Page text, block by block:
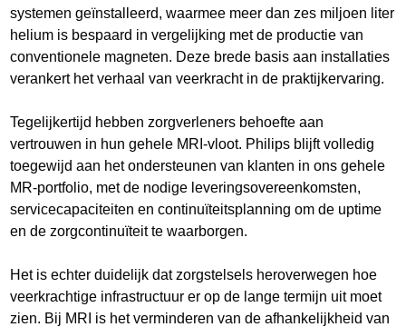
systemen geïnstalleerd, waarmee meer dan zes miljoen liter
helium is bespaard in vergelijking met de productie van
conventionele magneten. Deze brede basis aan installaties
verankert het verhaal van veerkracht in de praktijkervaring.
Tegelijkertijd hebben zorgverleners behoefte aan
vertrouwen in hun gehele MRI-vloot. Philips blijft volledig
toegewijd aan het ondersteunen van klanten in ons gehele
MR-portfolio, met de nodige leveringsovereenkomsten,
servicecapaciteiten en continuïteitsplanning om de uptime
en de zorgcontinuïteit te waarborgen.
Het is echter duidelijk dat zorgstelsels heroverwegen hoe
veerkrachtige infrastructuur er op de lange termijn uit moet
zien. Bij MRI is het verminderen van de afhankelijkheid van